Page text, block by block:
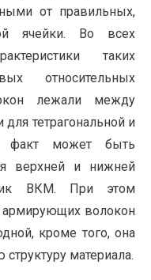
от правильных,
ячейки. Во всех
таких
относительных
лежали между
тетрагональной и
факт может быть
верхней и нижней
ВКМ. При этом
армирующих волокон
кроме того, она
материала.